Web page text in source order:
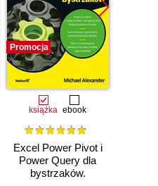
Promocja
książka ebook
Excel Power Pivot i
Power Query dla
bystrzaków.